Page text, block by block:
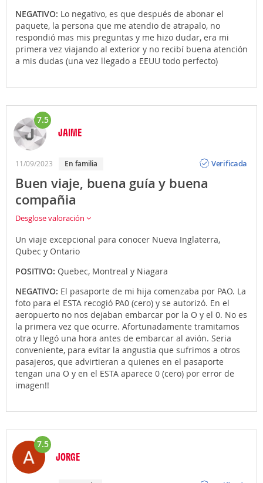
NEGATIVO: Lo negativo, es que después de abonar el
paquete, la persona que me atendio de atrapalo, no
respondió mas mis preguntas y me hizo dudar, era mi
primera vez viajando al exterior y no recibí buena atención
a mis dudas (una vez llegado a EEUU todo perfecto)
7.5
JAIME
11/09/2023 En familia
Verificada
Buen viaje, buena guía y buena
compañia
Desglose valoración
Un viaje excepcional para conocer Nueva Inglaterra,
Qubec y Ontario
POSITIVO: Quebec, Montreal y Niagara
NEGATIVO: El pasaporte de mi hija comenzaba por PAO. La
foto para el ESTA recogió PA0 (cero) y se autorizó. En el
aeropuerto no nos dejaban embarcar por la O y el 0. No es
la primera vez que ocurre. Afortunadamente tramitamos
otra y llegó una hora antes de embarcar al avión. Seria
conveniente, para evitar la angustia que sufrimos a otros
pasajeros, que advirtieran a quienes en el pasaporte
tengan una O y en el ESTA aparece 0 (cero) por error de
imagen!!
7.5
JORGE